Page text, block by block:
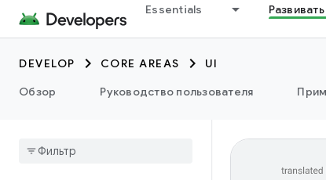
Essentials Развивать
DEVELOP CORE AREAS
UI
Обзор
Руководство пользователя